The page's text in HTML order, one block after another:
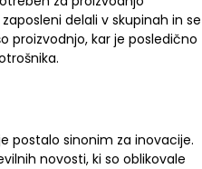
delali v skupinah in se
proizvodnjo, kar je posledično
postalo sinonim za inovacije.
novosti, ki so oblikovale